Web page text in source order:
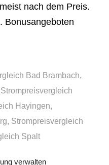
verwalten
nach dem Preis.
Bonusangeboten
Bad Brambach,
Strompreisvergleich
Hayingen,
, Strompreisvergleich
Spalt